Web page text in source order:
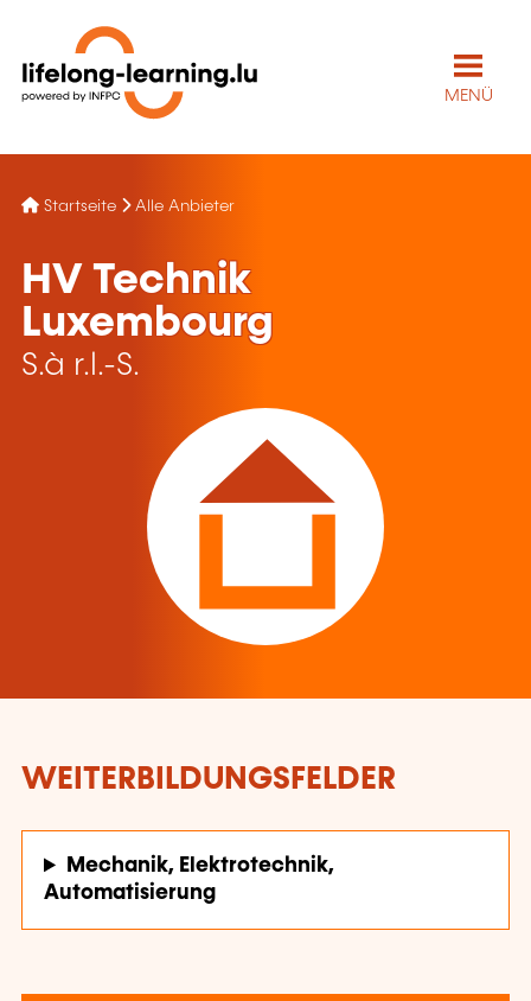
MENÜ
Startseite Alle Anbieter
HV Technik
Luxembourg
S.à r.l.-S.
WEITERBILDUNGSFELDER
Mechanik, Elektrotechnik,
Automatisierung